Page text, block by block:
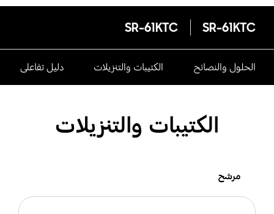
SR-61KTC
SR-61KTC
الحلول والنصائح الكتيبات والتنزيلات دليل تفاعلى
الكتيبات والتنزيلات
مرشح